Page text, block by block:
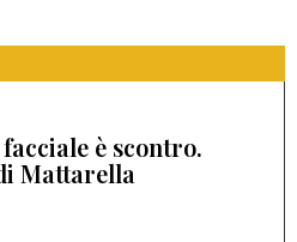
è scontro.
Mattarella